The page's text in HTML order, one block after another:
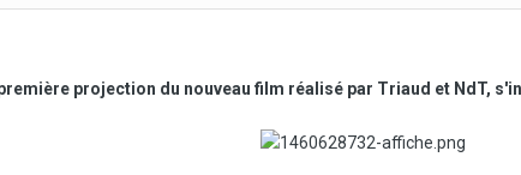
projection du nouveau film réalisé par Triaud et NdT,